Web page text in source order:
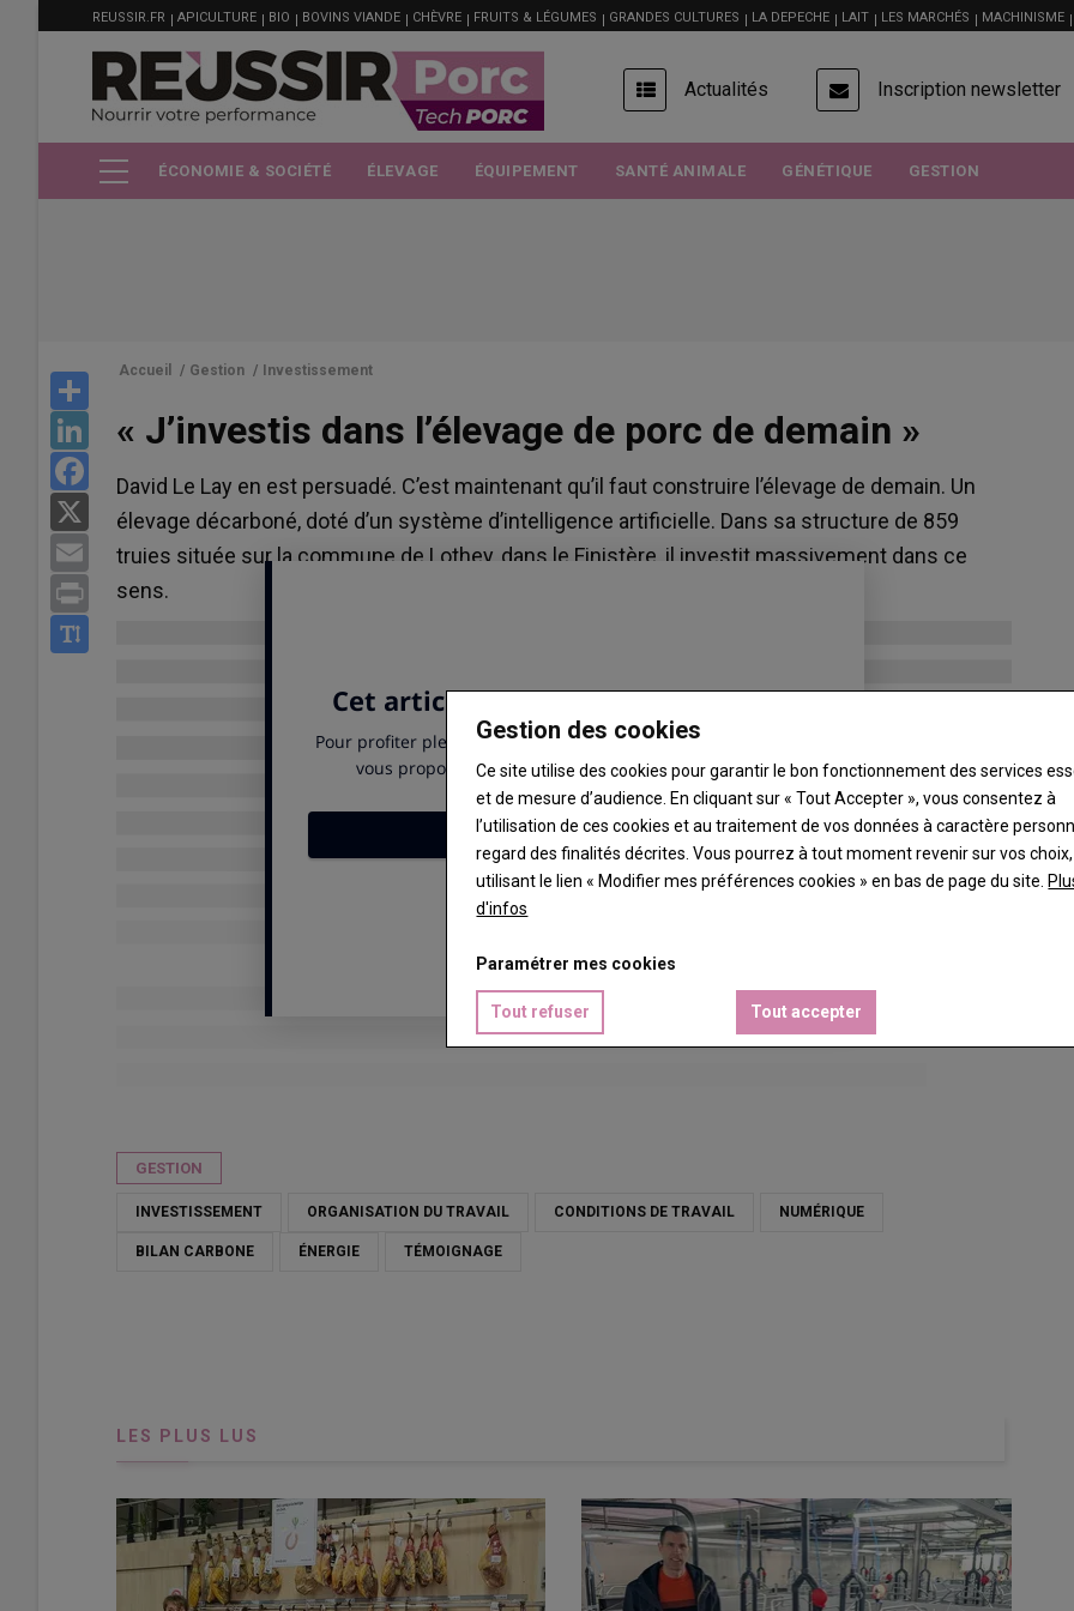
principal
MENU
FILIÈRE
REUSSIR.FR APICULTURE BIO BOVINS VIANDE CHÈVRE FRUITS & LÉGUMES GRANDES CULTURES LA DEPECHE LAIT LES MARCHÉS MACHINISME
USER
ACCOUNT
MENU
Actualités Inscription newsletter
ÉCONOMIE & SOCIÉTÉ ÉLEVAGE ÉQUIPEMENT SANTÉ ANIMALE GÉNÉTIQUE GESTION
LinkedIn
Email
Print
Accueil / Gestion / Investissement
« J’investis dans l’élevage de porc de demain »
David Le Lay en est persuadé. C’est maintenant qu’il faut construire l’élevage de demain. Un
élevage décarboné, doté d’un système d’intelligence artificielle. Dans sa structure de 859
truies située sur la commune de Lothey, dans le Finistère, il investit massivement dans ce
sens.
GESTION
INVESTISSEMENT ORGANISATION DU TRAVAIL CONDITIONS DE TRAVAIL NUMÉRIQUE
BILAN CARBONE ÉNERGIE TÉMOIGNAGE
LES PLUS LUS
Gestion des cookies
Ce site utilise des cookies pour garantir le bon fonctionnement des services
et de mesure d’audience. En cliquant sur « Tout Accepter », vous consentez à
l’utilisation de ces cookies et au traitement de vos données à caractère
regard des finalités décrites. Vous pourrez à tout moment revenir sur vos
utilisant le lien « Modifier mes préférences cookies » en bas de page du site.
d'infos
Paramétrer mes cookies
Tout refuser Tout accepter